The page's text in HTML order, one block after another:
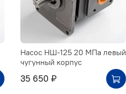
Насос НШ-125 20 МПа левый
чугунный корпус
35 650 ₽